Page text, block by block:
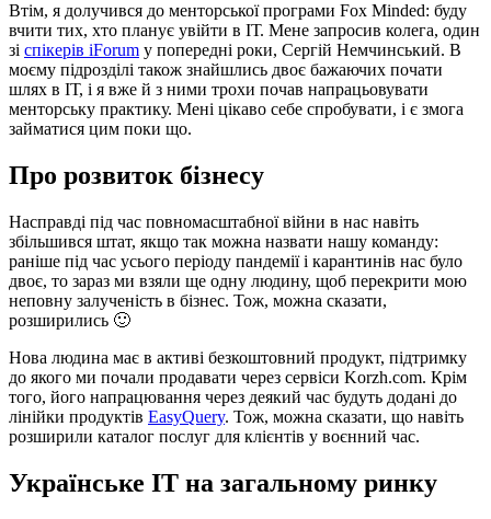
Втім, я долучився до менторської програми Fox Minded: буду
вчити тих, хто планує увійти в ІТ. Мене запросив колега, один
зі спікерів iForum у попередні роки, Сергій Немчинський. В
моєму підрозділі також знайшлись двоє бажаючих почати
шлях в ІТ, і я вже й з ними трохи почав напрацьовувати
менторську практику. Мені цікаво себе спробувати, і є змога
займатися цим поки що.
Про розвиток бізнесу
Насправді під час повномасштабної війни в нас навіть
збільшився штат, якщо так можна назвати нашу команду:
раніше під час усього періоду пандемії і карантинів нас було
двоє, то зараз ми взяли ще одну людину, щоб перекрити мою
неповну залученість в бізнес. Тож, можна сказати,
розширились 🙂
Нова людина має в активі безкоштовний продукт, підтримку
до якого ми почали продавати через сервіси Korzh.com. Крім
того, його напрацювання через деякий час будуть додані до
лінійки продуктів EasyQuery. Тож, можна сказати, що навіть
розширили каталог послуг для клієнтів у воєнний час.
Українське ІТ на загальному ринку